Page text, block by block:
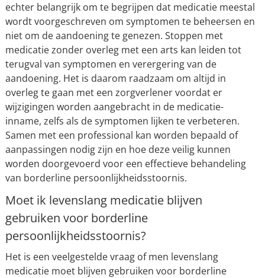
echter belangrijk om te begrijpen dat medicatie meestal
wordt voorgeschreven om symptomen te beheersen en
niet om de aandoening te genezen. Stoppen met
medicatie zonder overleg met een arts kan leiden tot
terugval van symptomen en verergering van de
aandoening. Het is daarom raadzaam om altijd in
overleg te gaan met een zorgverlener voordat er
wijzigingen worden aangebracht in de medicatie-
inname, zelfs als de symptomen lijken te verbeteren.
Samen met een professional kan worden bepaald of
aanpassingen nodig zijn en hoe deze veilig kunnen
worden doorgevoerd voor een effectieve behandeling
van borderline persoonlijkheidsstoornis.
Moet ik levenslang medicatie blijven
gebruiken voor borderline
persoonlijkheidsstoornis?
Het is een veelgestelde vraag of men levenslang
medicatie moet blijven gebruiken voor borderline